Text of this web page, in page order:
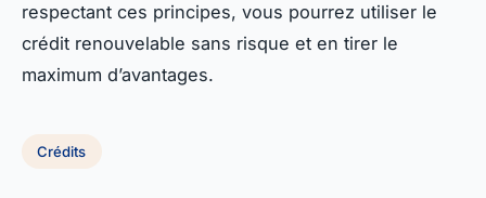
respectant ces principes, vous pourrez utiliser le
crédit renouvelable sans risque et en tirer le
maximum d’avantages.
Crédits